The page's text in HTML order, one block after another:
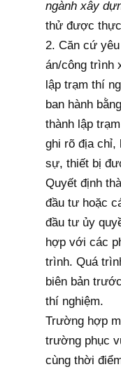
ngành xây
thử được
2. Căn cứ
án/công trình
lập trạm thí
ban hành
thành lập
ghi rõ địa chỉ,
sự, thiết bị
Quyết định
đầu tư hoặc
đầu tư ủy
hợp với các
trình. Quá
biên bản
thí nghiệm.
Trường hợp
trường phục
cùng thời